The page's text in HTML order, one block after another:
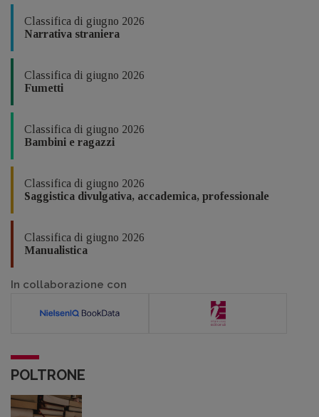
Classifica di giugno 2026
Narrativa straniera
Classifica di giugno 2026
Fumetti
Classifica di giugno 2026
Bambini e ragazzi
Classifica di giugno 2026
Saggistica divulgativa, accademica, professionale
Classifica di giugno 2026
Manualistica
In collaborazione con
POLTRONE